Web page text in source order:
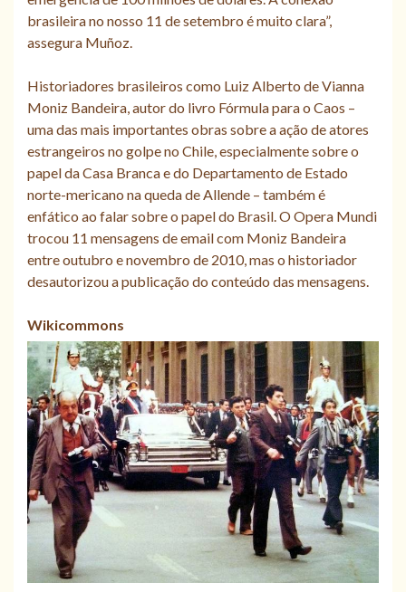
brasileira no nosso 11 de setembro é muito clara”,
assegura Muñoz.
Historiadores brasileiros como Luiz Alberto de Vianna
Moniz Bandeira, autor do livro Fórmula para o Caos –
uma das mais importantes obras sobre a ação de atores
estrangeiros no golpe no Chile, especialmente sobre o
papel da Casa Branca e do Departamento de Estado
norte-mericano na queda de Allende – também é
enfático ao falar sobre o papel do Brasil. O Opera Mundi
trocou 11 mensagens de email com Moniz Bandeira
entre outubro e novembro de 2010, mas o historiador
desautorizou a publicação do conteúdo das mensagens.
Wikicommons